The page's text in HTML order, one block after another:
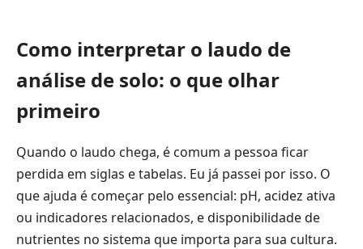
Como interpretar o laudo de
análise de solo: o que olhar
primeiro
Quando o laudo chega, é comum a pessoa ficar
perdida em siglas e tabelas. Eu já passei por isso. O
que ajuda é começar pelo essencial: pH, acidez ativa
ou indicadores relacionados, e disponibilidade de
nutrientes no sistema que importa para sua cultura.